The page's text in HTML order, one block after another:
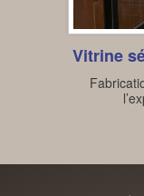
Vitrine